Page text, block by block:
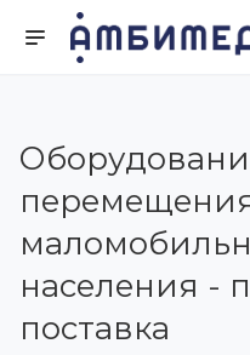
населения -
поставка